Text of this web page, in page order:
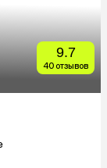
9.7
40 отзывов